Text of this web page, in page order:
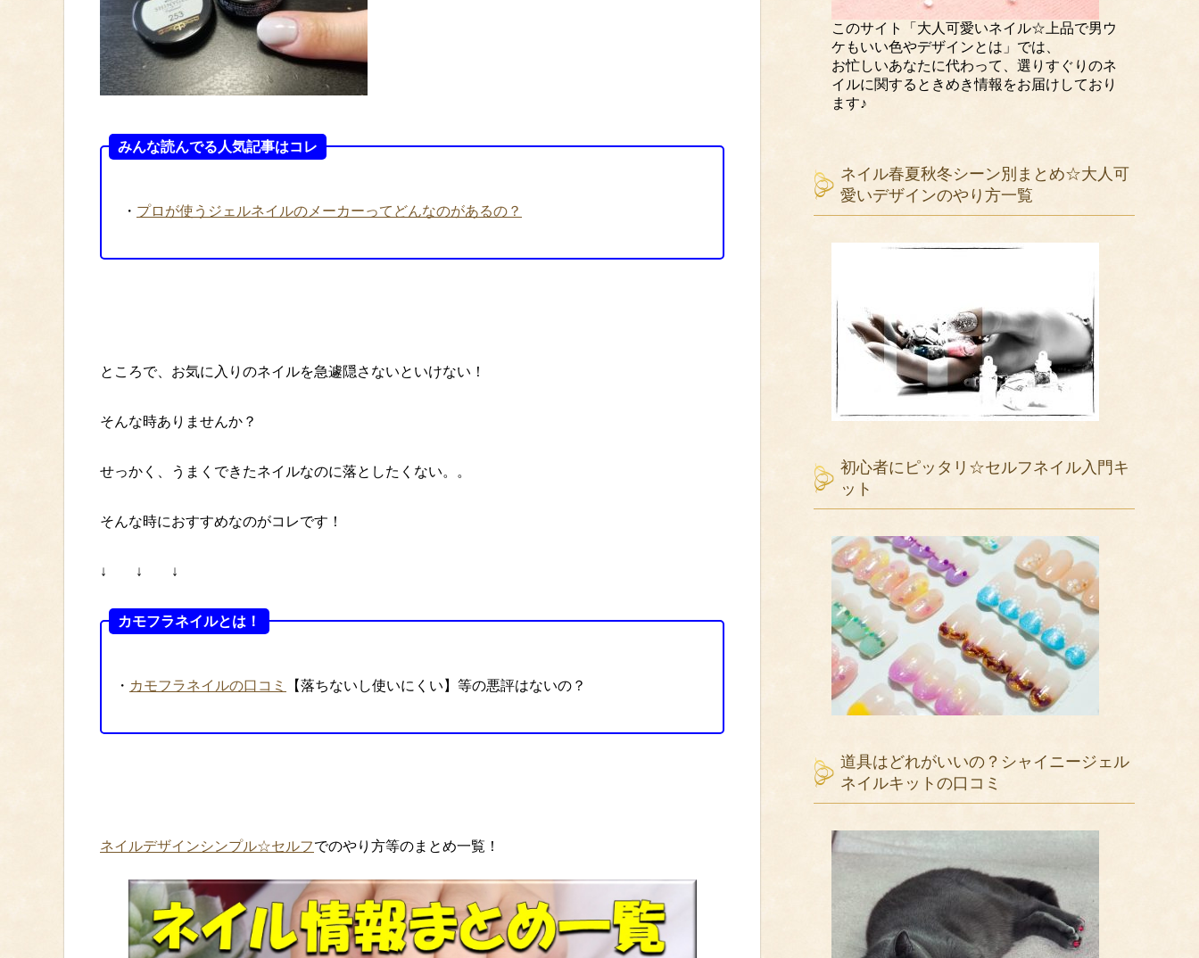
みんな読んでる人気記事はコレ
・ プロが使うジェルネイルのメーカーってどんなのがあるの？
ところで、お気に入りのネイルを急遽隠さないといけない！
そんな時ありませんか？
せっかく、うまくできたネイルなのに落としたくない。。
そんな時におすすめなのがコレです！
↓ ↓ ↓
カモフラネイルとは！
・ カモフラネイルの口コミ 【落ちないし使いにくい】等の悪評はないの？
ネイルデザインシンプル☆セルフでのやり方等のまとめ一覧！
このサイト「大人可愛いネイル☆上品で男ウ
ケもいい色やデザインとは」では、
お忙しいあなたに代わって、選りすぐりのネ
イルに関するときめき情報をお届けしており
ます♪
ネイル春夏秋冬シーン別まとめ☆大人可
愛いデザインのやり方一覧
初心者にピッタリ☆セルフネイル入門キ
ット
道具はどれがいいの？シャイニージェル
ネイルキットの口コミ